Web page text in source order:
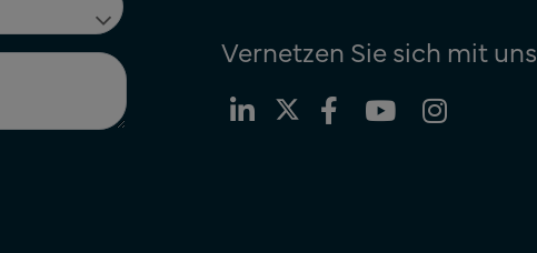
Vernetzen Sie sich mit uns